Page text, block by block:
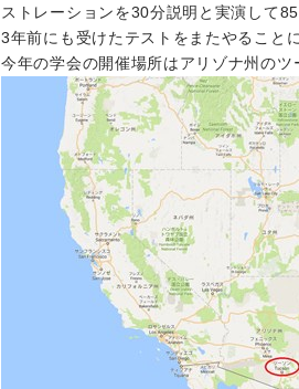
ストレーションを30分説明と実演して
3年前にも受けたテストをまたやること
今年の学会の開催場所はアリゾナ州のツ